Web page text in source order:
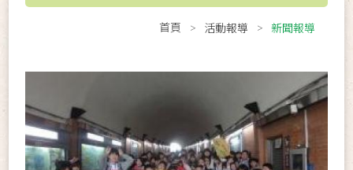
首頁 活動報導 新聞報導